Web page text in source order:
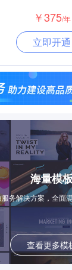
￥375/年
立即开通
海量模
务解决方案，全面
查看更多模